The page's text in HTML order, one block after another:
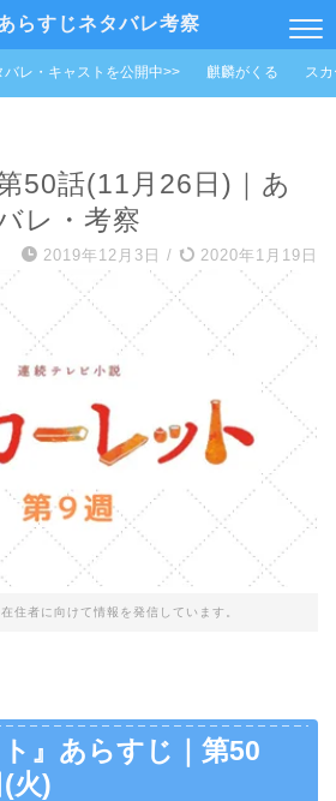
らすじネタバレ考察
レ・キャストを公開中>> 麒麟がくる ス
50話(11月26日)｜あ
レ・考察
2019年12月3日 / 2020年1月19日
住者に向けて情報を発信しています。
ト』あらすじ｜第50
火)